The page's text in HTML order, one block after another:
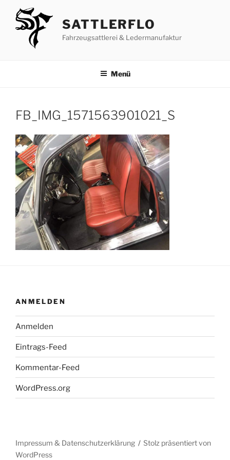
Inhalt
springen
SATTLERFLO
Fahrzeugsattlerei & Ledermanufaktur
Menü
FB_IMG_1571563901021_S
ANMELDEN
Anmelden
Eintrags-Feed
Kommentar-Feed
WordPress.org
Impressum & Datenschutzerklärung
Stolz präsentiert von
WordPress